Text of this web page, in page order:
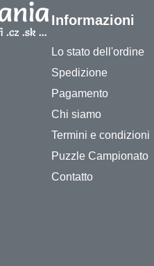
Informazioni
Lo stato dell'ordine
Spedizione
Pagamento
Chi siamo
Termini e condizioni
Puzzle Campionato
Contatto